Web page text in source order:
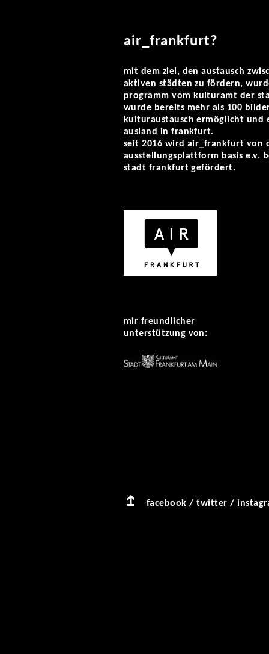
air_frankfurt?
mit dem ziel, den austausch
aktiven städten zu fördern,
programm vom kulturamt der
wurde bereits mehr als 100
kulturaustausch ermöglicht und
ausland in frankfurt.
seit 2016 wird air_frankfurt von
ausstellungsplattform basis e.v.
stadt frankfurt gefördert.
mir freundlicher
unterstützung von:
facebook /twitter /